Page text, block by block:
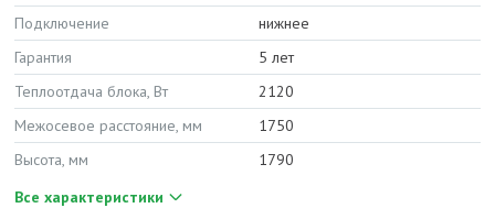
Подключение
нижнее
Гарантия
5 лет
Теплоотдача блока, Вт
2120
Межосевое расстояние, мм
1750
Высота, мм
1790
Все характеристики